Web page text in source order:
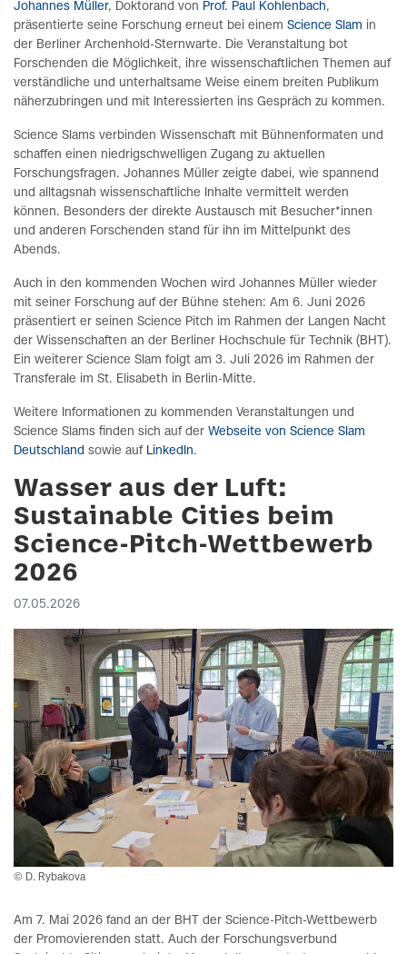
Johannes Müller, Doktorand von Prof. Paul Kohlenbach,
präsentierte seine Forschung erneut bei einem Science Slam in
der Berliner Archenhold-Sternwarte. Die Veranstaltung bot
Forschenden die Möglichkeit, ihre wissenschaftlichen Themen auf
verständliche und unterhaltsame Weise einem breiten Publikum
näherzubringen und mit Interessierten ins Gespräch zu kommen.
Science Slams verbinden Wissenschaft mit Bühnenformaten und
schaffen einen niedrigschwelligen Zugang zu aktuellen
Forschungsfragen. Johannes Müller zeigte dabei, wie spannend
und alltagsnah wissenschaftliche Inhalte vermittelt werden
können. Besonders der direkte Austausch mit Besucher*innen
und anderen Forschenden stand für ihn im Mittelpunkt des
Abends.
Auch in den kommenden Wochen wird Johannes Müller wieder
mit seiner Forschung auf der Bühne stehen: Am 6. Juni 2026
präsentiert er seinen Science Pitch im Rahmen der Langen Nacht
der Wissenschaften an der Berliner Hochschule für Technik (BHT).
Ein weiterer Science Slam folgt am 3. Juli 2026 im Rahmen der
Transferale im St. Elisabeth in Berlin-Mitte.
Weitere Informationen zu kommenden Veranstaltungen und
Science Slams finden sich auf der Webseite von Science Slam
Deutschland sowie auf LinkedIn.
Wasser aus der Luft:
Sustainable Cities beim
Science-Pitch-Wettbewerb
2026
07.05.2026
© D. Rybakova
Am 7. Mai 2026 fand an der BHT der Science-Pitch-Wettbewerb
der Promovierenden statt. Auch der Forschungsverbund